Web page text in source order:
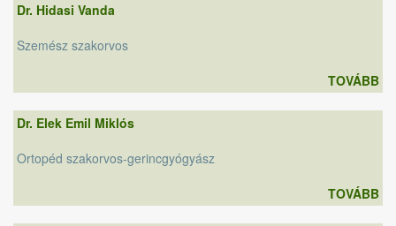
Dr. Hidasi Vanda
Szemész szakorvos
TOVÁBB
Dr. Elek Emil Miklós
Ortopéd szakorvos-gerincgyógyász
TOVÁBB